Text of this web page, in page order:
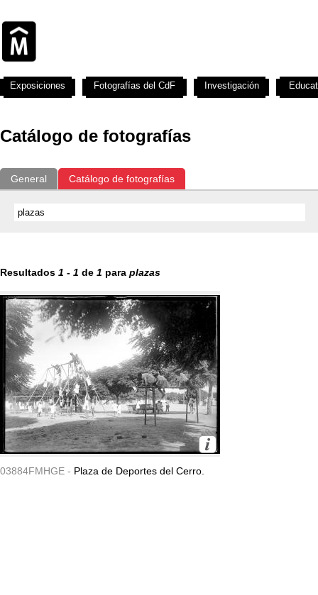
Catálogo de fotografías
General Catálogo de fotografías
Resultados 1 - 1 de 1 para plazas
03884FMHGE - Plaza de Deportes del Cerro.
Exposiciones Fotografías del CdF Investigación